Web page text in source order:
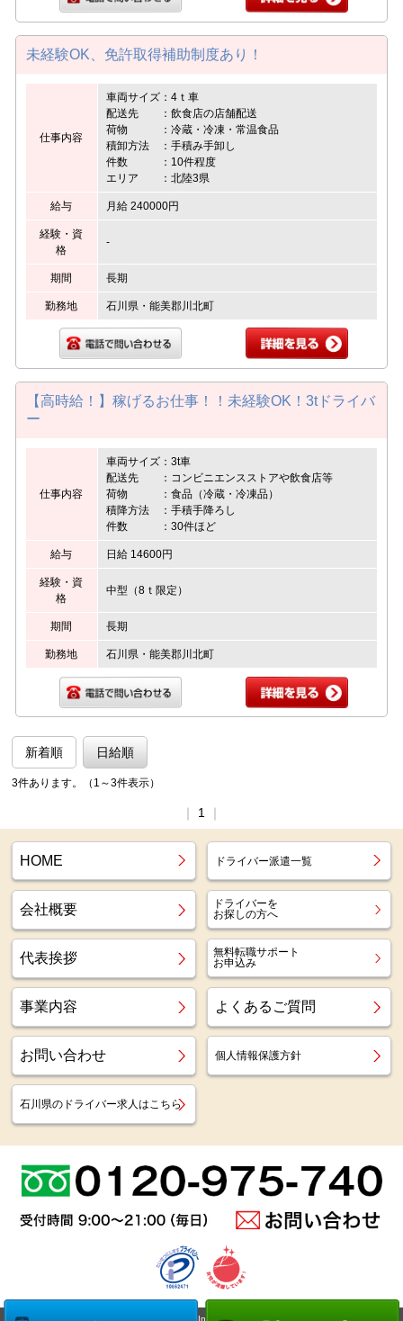
未経験OK、免許取得補助制度あり！
仕事内容
車両サイズ：4ｔ車
配送先 ：飲食店の店舗配送
荷物 ：冷蔵・冷凍・常温食品
積卸方法 ：手積み手卸し
件数 ：10件程度
エリア ：北陸3県
給与 月給 240000円
経験・資
格
-
期間 長期
勤務地 石川県・能美郡川北町
【高時給！】稼げるお仕事！！未経験OK！3tドライバ
ー
仕事内容
車両サイズ：3t車
配送先 ：コンビニエンスストアや飲食店等
荷物 ：食品（冷蔵・冷凍品）
積降方法 ：手積手降ろし
件数 ：30件ほど
給与 日給 14600円
経験・資
格
中型（8ｔ限定）
期間 長期
勤務地 石川県・能美郡川北町
新着順 日給順
3件あります。（1～3件表示）
1
HOME ドライバー派遣一覧
会社概要
ドライバーを
お探しの方へ
代表挨拶
無料転職サポート
お申込み
事業内容 よくあるご質問
お問い合わせ 個人情報保護方針
石川県のドライバー求人はこちら
Az staff Inc. All Right Reserved.